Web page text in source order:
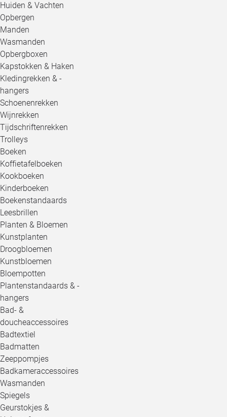
Huiden & Vachten
Opbergen
Manden
Wasmanden
Opbergboxen
Kapstokken & Haken
Kledingrekken & -
hangers
Schoenenrekken
Wijnrekken
Tijdschriftenrekken
Trolleys
Boeken
Koffietafelboeken
Kookboeken
Kinderboeken
Boekenstandaards
Leesbrillen
Planten & Bloemen
Kunstplanten
Droogbloemen
Kunstbloemen
Bloempotten
Plantenstandaards & -
hangers
Bad- &
doucheaccessoires
Badtextiel
Badmatten
Zeeppompjes
Badkameraccessoires
Wasmanden
Spiegels
Geurstokjes &